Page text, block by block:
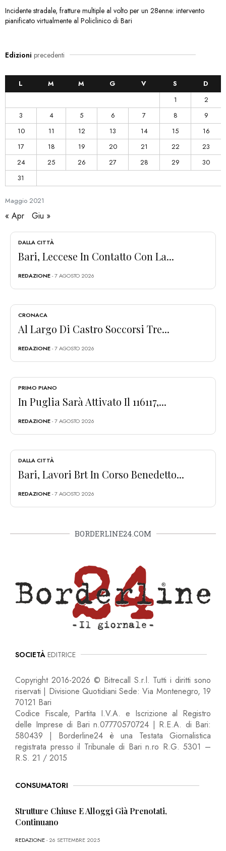
Incidente stradale, fratture multiple al volto per un 28enne: intervento
pianificato virtualmente al Policlinico di Bari
Edizioni precedenti
Maggio 2021
L M M G V S
D
1
2
3
4 5 6 7 8
9
10
11 12 13 14 15
16
17
18 19 20 21 22
23
24
25 26 27 28 29
30
31
« Apr Giu »
DALLA CITTÀ
Bari, Leccese In Contatto Con La...
REDAZIONE- 7 AGOSTO 2026
CRONACA
Al Largo Di Castro Soccorsi Tre...
REDAZIONE- 7 AGOSTO 2026
PRIMO PIANO
In Puglia Sarà Attivato Il 116117,...
REDAZIONE- 7 AGOSTO 2026
DALLA CITTÀ
Bari, Lavori Brt In Corso Benedetto...
REDAZIONE- 7 AGOSTO 2026
BORDERLINE24.COM
SOCIETÀ EDITRICE
Copyright 2016-2026 © Bitrecall S.r.l. Tutti i diritti sono
riservati | Divisione Quotidiani Sede: Via Montenegro, 19
70121 Bari
Codice Fiscale, Partita I.V.A. e Iscrizione al Registro
delle Imprese di Bari n.07770570724 | R.E.A. di Bari:
580439 | Borderline24 è una Testata Giornalistica
registrata presso il Tribunale di Bari n.ro R.G. 5301 –
R.S. 21 / 2015
CONSUMATORI
Strutture Chiuse E Alloggi Già Prenotati,
Continuano
REDAZIONE- 26 SETTEMBRE 2025